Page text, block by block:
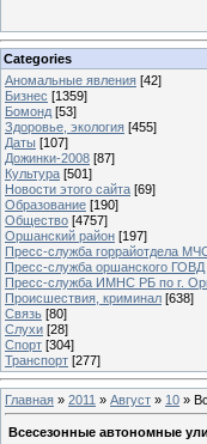
Categories
Аномальные явления [42]
Бизнес [1359]
Бомонд [53]
Здоровье, экология [455]
Даты [107]
Дожинки-2008 [87]
Культура [501]
Новости этого сайта [69]
Образование [190]
Общество [4757]
Оршанский район [197]
Пресс-служба горрайотдела
Пресс-служба оршанского ГОВД
Пресс-служба ИМНС РБ по г.
Проиcшествия, криминал [638]
Связь [80]
Слухи [28]
Спорт [304]
Транспорт [277]
Главная » 2011 » Август » 10 »
Всесезонные автономные